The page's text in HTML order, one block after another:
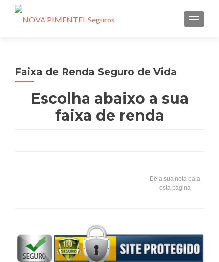
Faixa de Renda Seguro de Vida
Escolha abaixo a sua
faixa de renda
Dê a sua nota para
esta página